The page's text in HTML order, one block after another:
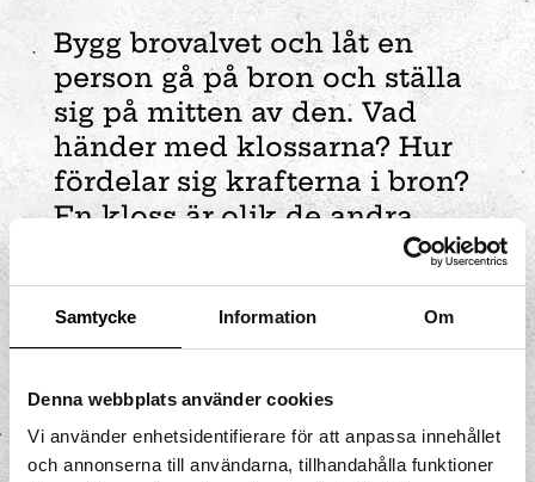
Samtycke Information Om
Denna webbplats använder cookies
Vi använder enhetsidentifierare för att anpassa innehållet
och annonserna till användarna, tillhandahålla funktioner
Bygg brovalvet och låt en
person gå på bron och ställa
sig på mitten av den. Vad
händer med klossarna? Hur
fördelar sig krafterna i bron?
En kloss är olik de andra,